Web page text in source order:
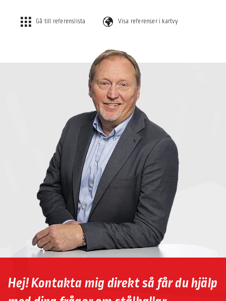
Gå till referenslista Visa referenser i kartvy
Hej! Kontakta mig direkt så får du hjälp